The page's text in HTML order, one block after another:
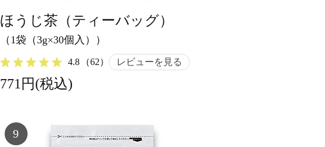
ほうじ茶（ティーバッグ）
（1袋（3g×30個入））
4.8 （62） レビューを見る
771円(税込)
9